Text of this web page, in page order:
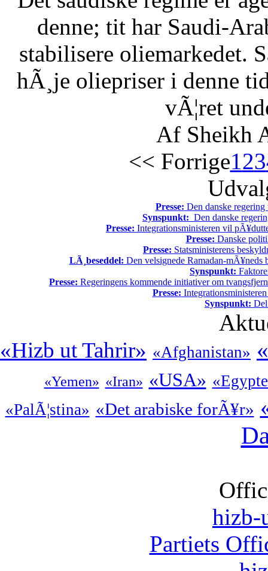
denne; tit har Saudi-
stabilisere oliemarkedet.
hÃ¸je oliepriser i denne
vÃ¦ret
Af Sheikh
<< Forrige123
Presse: Den danske
Synspunkt: Den danske
Presse: Integrationsministeren vil
Presse: Danske
Presse: Statsministerens
LÃ¸beseddel: Den velsignede Ramadan-mÃ¥neds
Synspunkt:
Presse: Regeringens kommende initiativer om
Presse:
Synspunkt:
«Hizb ut Tahrir» «Afghanistan»
«Yemen» «Iran» «USA»
«PalÃ¦stina» «Det arabiske forÃ¥r»
hizb-
Partiets